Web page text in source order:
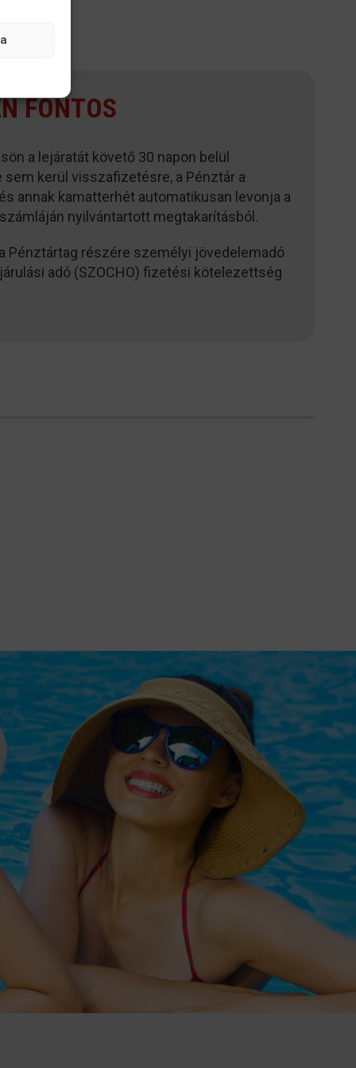
FONTOS
a lejáratát követő 30 napon belül
kerül visszafizetésre, a Pénztár a
annak kamatterhét automatikusan levonja a
nyilvántartott megtakarításból.
Pénztártag részére személyi jövedelemadó
adó (SZOCHO) fizetési kötelezettség